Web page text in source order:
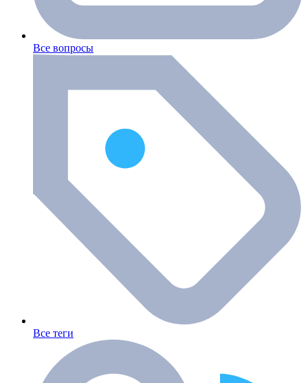
Все вопросы
Все теги